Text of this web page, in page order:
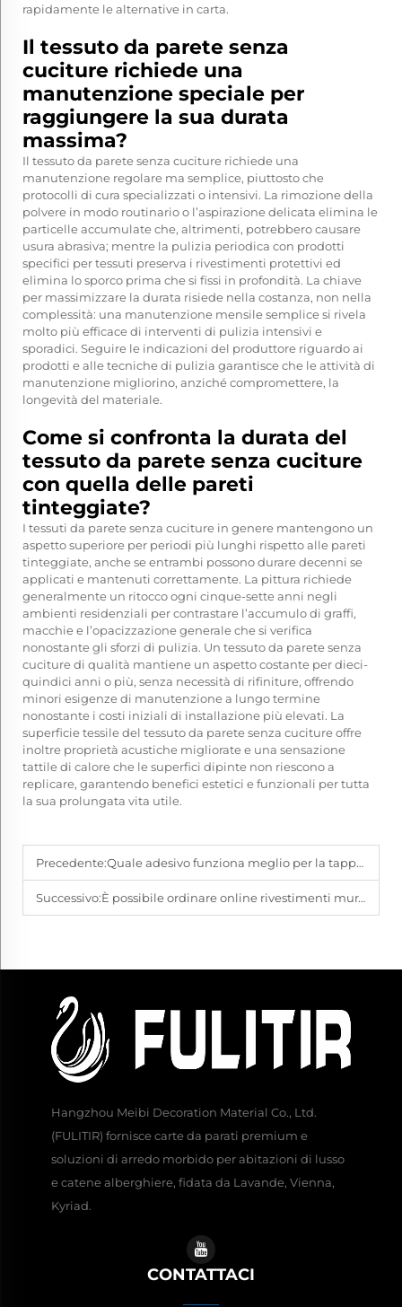
rapidamente le alternative in carta.
Il tessuto da parete senza
cuciture richiede una
manutenzione speciale per
raggiungere la sua durata
massima?
Il tessuto da parete senza cuciture richiede una
manutenzione regolare ma semplice, piuttosto che
protocolli di cura specializzati o intensivi. La rimozione della
polvere in modo routinario o l’aspirazione delicata elimina le
particelle accumulate che, altrimenti, potrebbero causare
usura abrasiva; mentre la pulizia periodica con prodotti
specifici per tessuti preserva i rivestimenti protettivi ed
elimina lo sporco prima che si fissi in profondità. La chiave
per massimizzare la durata risiede nella costanza, non nella
complessità: una manutenzione mensile semplice si rivela
molto più efficace di interventi di pulizia intensivi e
sporadici. Seguire le indicazioni del produttore riguardo ai
prodotti e alle tecniche di pulizia garantisce che le attività di
manutenzione migliorino, anziché compromettere, la
longevità del materiale.
Come si confronta la durata del
tessuto da parete senza cuciture
con quella delle pareti
tinteggiate?
I tessuti da parete senza cuciture in genere mantengono un
aspetto superiore per periodi più lunghi rispetto alle pareti
tinteggiate, anche se entrambi possono durare decenni se
applicati e mantenuti correttamente. La pittura richiede
generalmente un ritocco ogni cinque-sette anni negli
ambienti residenziali per contrastare l’accumulo di graffi,
macchie e l’opacizzazione generale che si verifica
nonostante gli sforzi di pulizia. Un tessuto da parete senza
cuciture di qualità mantiene un aspetto costante per dieci-
quindici anni o più, senza necessità di rifiniture, offrendo
minori esigenze di manutenzione a lungo termine
nonostante i costi iniziali di installazione più elevati. La
superficie tessile del tessuto da parete senza cuciture offre
inoltre proprietà acustiche migliorate e una sensazione
tattile di calore che le superfici dipinte non riescono a
replicare, garantendo benefici estetici e funzionali per tutta
la sua prolungata vita utile.
Precedente:Quale adesivo funziona meglio per la tappezzeria murale senza giunture?
Successivo:È possibile ordinare online rivestimenti murali ad alta precisione?
Hangzhou Meibi Decoration Material Co., Ltd.
(FULITIR) fornisce carte da parati premium e
soluzioni di arredo morbido per abitazioni di lusso
e catene alberghiere, fidata da Lavande, Vienna,
Kyriad.
CONTATTACI